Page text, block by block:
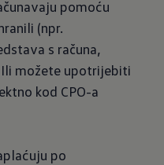
pomoću
(npr.
s računa,
Ili možete upotrijebiti
kod CPO-a
po